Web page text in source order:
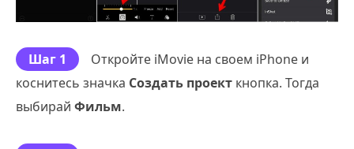
Шаг 1
Откройте iMovie на своем iPhone и
коснитесь значка Создать проект кнопка. Тогда
выбирай Фильм.